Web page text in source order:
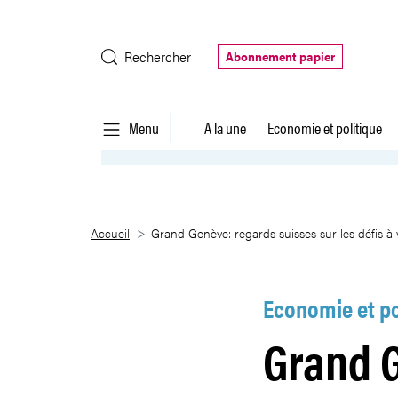
Rechercher
Abonnement papier
Menu A la une Economie et politique
Grand Genève: regards suisses
Accueil Grand Genève: regards suisses sur les défis à
Economie et
Grand